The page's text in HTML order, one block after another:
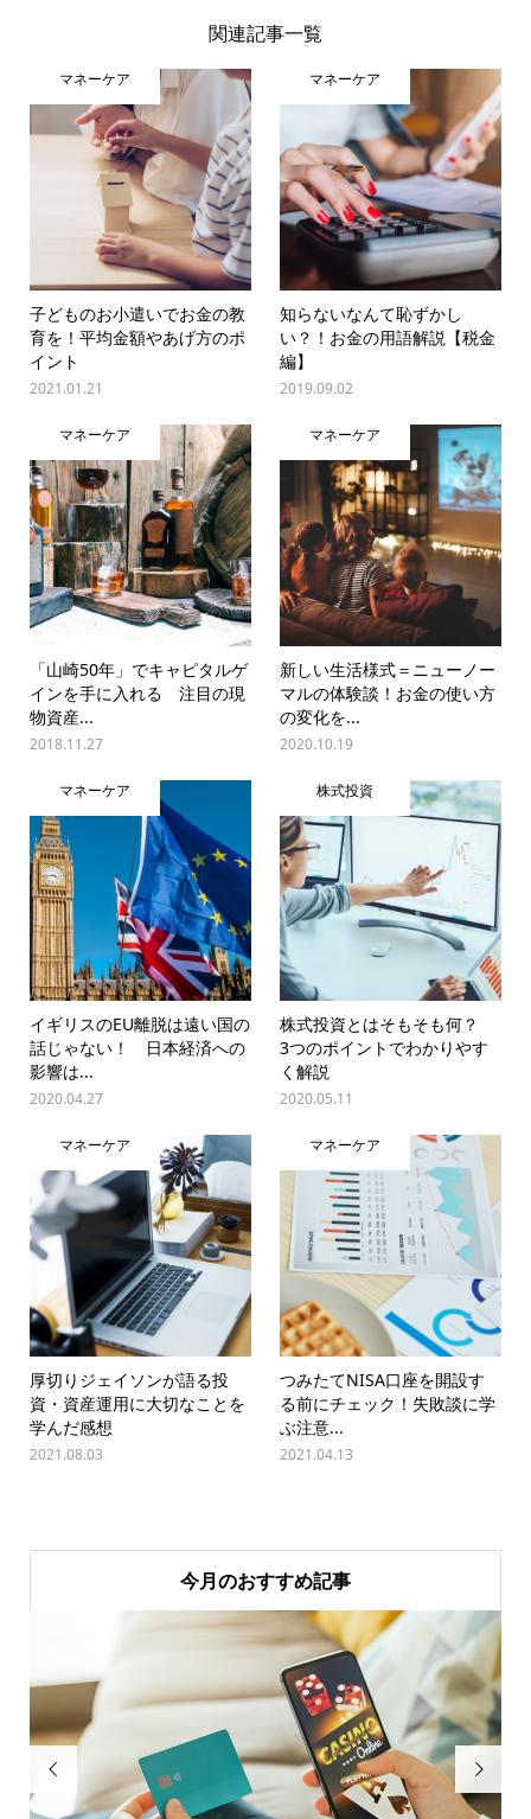
関連記事一覧
マネーケア
子どものお小遣いでお金の教
育を！平均金額やあげ方のポ
イント
2021.01.21
マネーケア
知らないなんて恥ずかし
い？！お金の用語解説【税金
編】
2019.09.02
マネーケア
「山崎50年」でキャピタルゲ
インを手に入れる 注目の現
物資産...
2018.11.27
マネーケア
新しい生活様式＝ニューノー
マルの体験談！お金の使い方
の変化を...
2020.10.19
マネーケア
イギリスのEU離脱は遠い国の
話じゃない！ 日本経済への
影響は...
2020.04.27
株式投資
株式投資とはそもそも何？
3つのポイントでわかりやす
く解説
2020.05.11
マネーケア
厚切りジェイソンが語る投
資・資産運用に大切なことを
学んだ感想
2021.08.03
マネーケア
つみたてNISA口座を開設す
る前にチェック！失敗談に学
ぶ注意...
2021.04.13
今月のおすすめ記事
 